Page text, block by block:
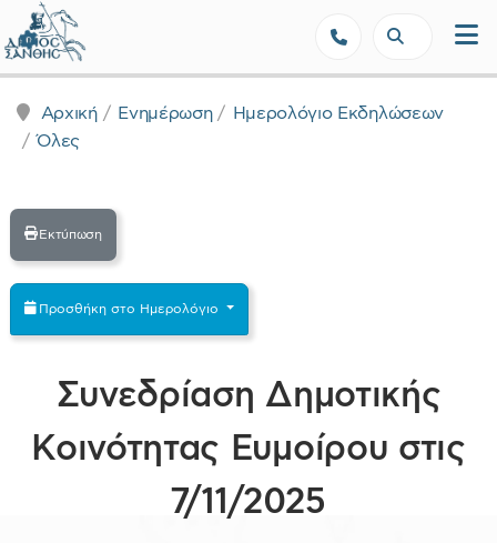
Αρχική Ενημέρωση
Ημερολόγιο Εκδηλώσεων
Όλες
Εκτύπωση
Προσθήκη στο Ημερολόγιο
Συνεδρίαση Δημοτικής
Κοινότητας Ευμοίρου στις
7/11/2025